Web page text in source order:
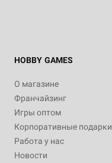
HOBBY GAMES
О магазине
Франчайзинг
Игры оптом
Корпоративные подарки
Работа у нас
Новости